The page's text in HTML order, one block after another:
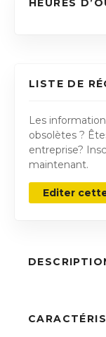
HEURES
LISTE DE
Les
obsolètes ?
entreprise?
maintenant.
Editer